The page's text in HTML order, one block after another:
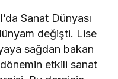
Sanat Dünyası
değişti. Lise
sağdan bakan
etkili sanat